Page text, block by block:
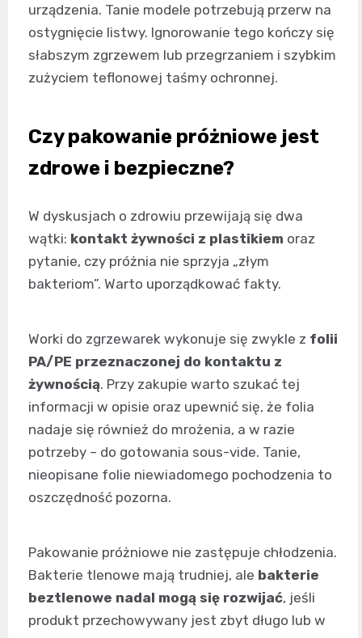
urządzenia. Tanie modele potrzebują przerw na
ostygnięcie listwy. Ignorowanie tego kończy się
słabszym zgrzewem lub przegrzaniem i szybkim
zużyciem teflonowej taśmy ochronnej.
Czy pakowanie próżniowe jest
zdrowe i bezpieczne?
W dyskusjach o zdrowiu przewijają się dwa
wątki: kontakt żywności z plastikiem oraz
pytanie, czy próżnia nie sprzyja „złym
bakteriom”. Warto uporządkować fakty.
Worki do zgrzewarek wykonuje się zwykle z folii
PA/PE przeznaczonej do kontaktu z
żywnością. Przy zakupie warto szukać tej
informacji w opisie oraz upewnić się, że folia
nadaje się również do mrożenia, a w razie
potrzeby – do gotowania sous-vide. Tanie,
nieopisane folie niewiadomego pochodzenia to
oszczędność pozorna.
Pakowanie próżniowe nie zastępuje chłodzenia.
Bakterie tlenowe mają trudniej, ale bakterie
beztlenowe nadal mogą się rozwijać, jeśli
produkt przechowywany jest zbyt długo lub w